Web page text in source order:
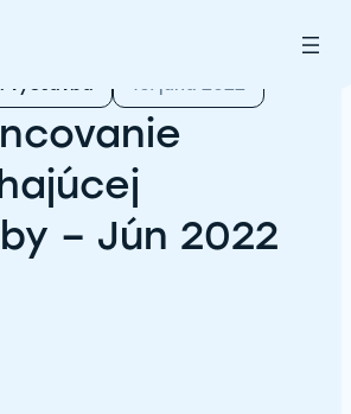
výstavba 10. júna 2022
– Jún 2022